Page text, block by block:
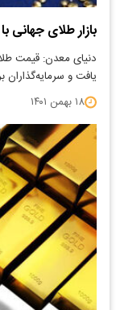
بازار طلای جهانی
دنیای معدن: قیمت
یافت و
۱۸ بهمن ۱۴۰۱